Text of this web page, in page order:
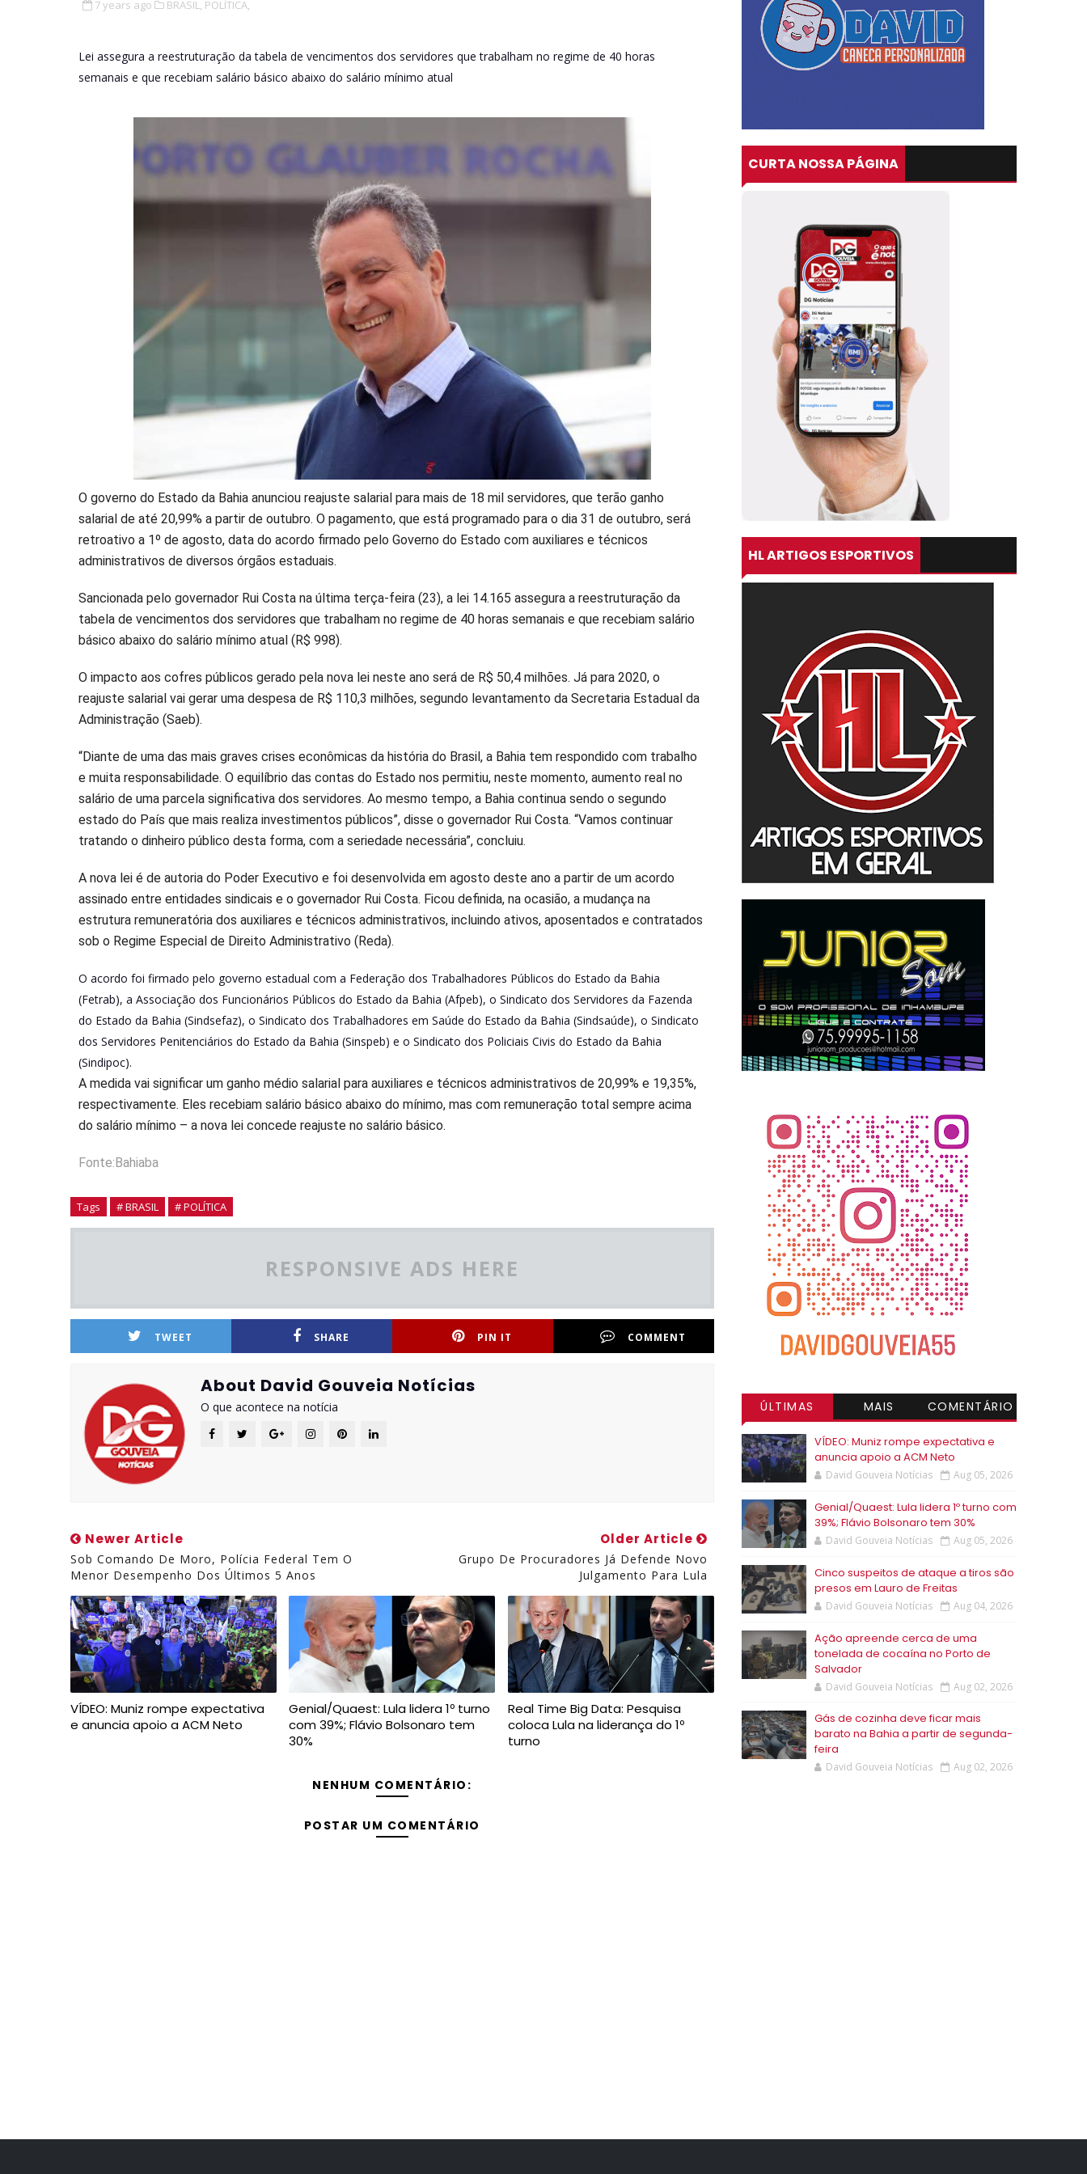
7 years ago BRASIL, POLÍTICA,
Lei assegura a reestruturação da tabela de vencimentos dos servidores que trabalham no regime de 40 horas
semanais e que recebiam salário básico abaixo do salário mínimo atual
O governo do Estado da Bahia anunciou reajuste salarial para mais de 18 mil servidores, que terão ganho
salarial de até 20,99% a partir de outubro. O pagamento, que está programado para o dia 31 de outubro, será
retroativo a 1º de agosto, data do acordo firmado pelo Governo do Estado com auxiliares e técnicos
administrativos de diversos órgãos estaduais.
Sancionada pelo governador Rui Costa na última terça-feira (23), a lei 14.165 assegura a reestruturação da
tabela de vencimentos dos servidores que trabalham no regime de 40 horas semanais e que recebiam salário
básico abaixo do salário mínimo atual (R$ 998).
O impacto aos cofres públicos gerado pela nova lei neste ano será de R$ 50,4 milhões. Já para 2020, o
reajuste salarial vai gerar uma despesa de R$ 110,3 milhões, segundo levantamento da Secretaria Estadual da
Administração (Saeb).
“Diante de uma das mais graves crises econômicas da história do Brasil, a Bahia tem respondido com trabalho
e muita responsabilidade. O equilíbrio das contas do Estado nos permitiu, neste momento, aumento real no
salário de uma parcela significativa dos servidores. Ao mesmo tempo, a Bahia continua sendo o segundo
estado do País que mais realiza investimentos públicos”, disse o governador Rui Costa. “Vamos continuar
tratando o dinheiro público desta forma, com a seriedade necessária”, concluiu.
A nova lei é de autoria do Poder Executivo e foi desenvolvida em agosto deste ano a partir de um acordo
assinado entre entidades sindicais e o governador Rui Costa. Ficou definida, na ocasião, a mudança na
estrutura remuneratória dos auxiliares e técnicos administrativos, incluindo ativos, aposentados e contratados
sob o Regime Especial de Direito Administrativo (Reda).
O acordo foi firmado pelo governo estadual com a Federação dos Trabalhadores Públicos do Estado da Bahia
(Fetrab), a Associação dos Funcionários Públicos do Estado da Bahia (Afpeb), o Sindicato dos Servidores da Fazenda
do Estado da Bahia (Sindsefaz), o Sindicato dos Trabalhadores em Saúde do Estado da Bahia (Sindsaúde), o Sindicato
dos Servidores Penitenciários do Estado da Bahia (Sinspeb) e o Sindicato dos Policiais Civis do Estado da Bahia
(Sindipoc).
A medida vai significar um ganho médio salarial para auxiliares e técnicos administrativos de 20,99% e 19,35%,
respectivamente. Eles recebiam salário básico abaixo do mínimo, mas com remuneração total sempre acima
do salário mínimo – a nova lei concede reajuste no salário básico.
Fonte:Bahiaba
Tags # BRASIL # POLÍTICA
RESPONSIVE ADS HERE
TWEET SHARE PIN IT COMMENT
About David Gouveia Notícias
O que acontece na notícia
Newer Article
Sob Comando De Moro, Polícia Federal Tem O
Menor Desempenho Dos Últimos 5 Anos
Older Article
Grupo De Procuradores Já Defende Novo
Julgamento Para Lula
VÍDEO: Muniz rompe expectativa
e anuncia apoio a ACM Neto
Genial/Quaest: Lula lidera 1º turno
com 39%; Flávio Bolsonaro tem
30%
Real Time Big Data: Pesquisa
coloca Lula na liderança do 1º
turno
NENHUM COMENTÁRIO:
POSTAR UM COMENTÁRIO
CURTA NOSSA PÁGINA
HL ARTIGOS ESPORTIVOS
ÚLTIMAS
MAIS
COMENTÁRIO
VÍDEO: Muniz rompe expectativa e
anuncia apoio a ACM Neto
David Gouveia Notícias Aug 05, 2026
Genial/Quaest: Lula lidera 1º turno com
39%; Flávio Bolsonaro tem 30%
David Gouveia Notícias Aug 05, 2026
Cinco suspeitos de ataque a tiros são
presos em Lauro de Freitas
David Gouveia Notícias Aug 04, 2026
Ação apreende cerca de uma
tonelada de cocaína no Porto de
Salvador
David Gouveia Notícias Aug 02, 2026
Gás de cozinha deve ficar mais
barato na Bahia a partir de segunda-
feira
David Gouveia Notícias Aug 02, 2026